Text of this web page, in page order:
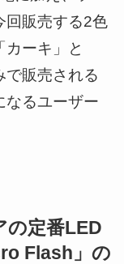
回販売する2色
ーキ」と
で販売される
なるユーザー
の定番LED
Flash」の